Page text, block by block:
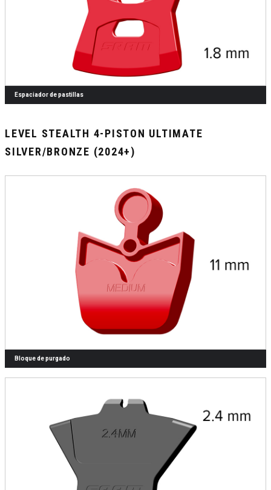
Espaciador de pastillas
LEVEL STEALTH 4-PISTON ULTIMATE
SILVER/BRONZE (2024+)
Bloque de purgado